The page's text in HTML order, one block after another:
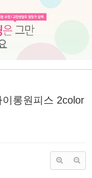
롱원피스 2color